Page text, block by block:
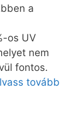
a
os UV
nem
fontos.
tovább